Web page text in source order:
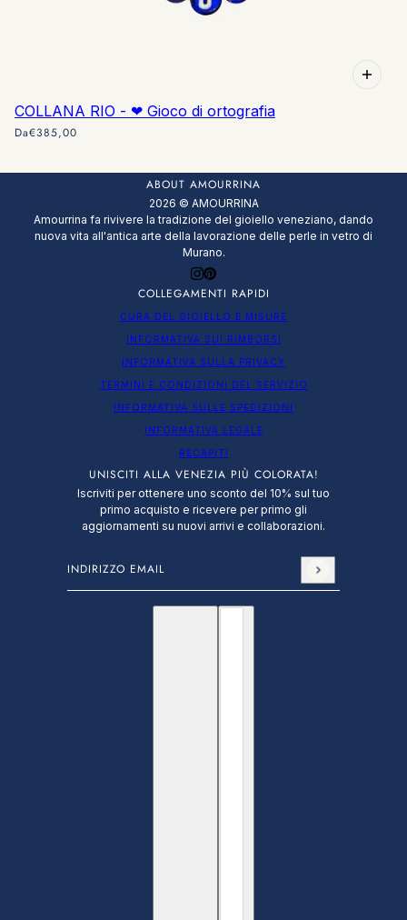
COLLANA RIO - ❤ Gioco di ortografia
Da€385,00
ABOUT AMOURRINA
2026 © AMOURRINA
Amourrina fa rivivere la tradizione del gioiello veneziano, dando
nuova vita all'antica arte della lavorazione delle perle in vetro di
Murano.
COLLEGAMENTI RAPIDI
CURA DEL GIOIELLO E MISURE
INFORMATIVA SUI RIMBORSI
INFORMATIVA SULLA PRIVACY
TERMINI E CONDIZIONI DEL SERVIZIO
INFORMATIVA SULLE SPEDIZIONI
INFORMATIVA LEGALE
RECAPITI
UNISCITI ALLA VENEZIA PIÙ COLORATA!
Iscriviti per ottenere uno sconto del 10% sul tuo
primo acquisto e ricevere per primo gli
aggiornamenti su nuovi arrivi e collaborazioni.
Questo sito è protetto da hCaptcha e applica le